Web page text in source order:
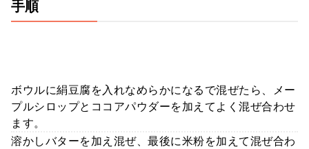
手順
ボウルに絹豆腐を入れなめらかになるで混ぜたら、メー
プルシロップとココアパウダーを加えてよく混ぜ合わせ
ます。
溶かしバターを加え混ぜ、最後に米粉を加えて混ぜ合わ